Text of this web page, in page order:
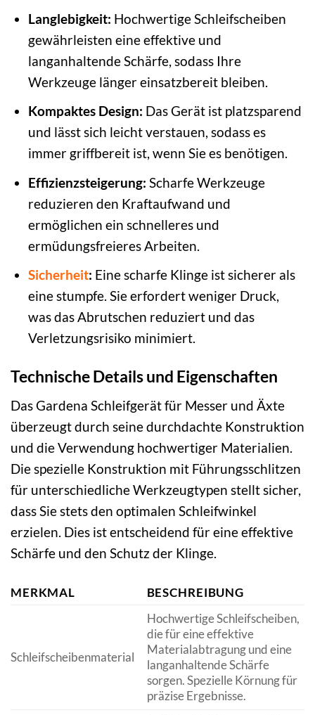
Langlebigkeit: Hochwertige Schleifscheiben
gewährleisten eine effektive und
langanhaltende Schärfe, sodass Ihre
Werkzeuge länger einsatzbereit bleiben.
Kompaktes Design: Das Gerät ist platzsparend
und lässt sich leicht verstauen, sodass es
immer griffbereit ist, wenn Sie es benötigen.
Effizienzsteigerung: Scharfe Werkzeuge
reduzieren den Kraftaufwand und
ermöglichen ein schnelleres und
ermüdungsfreieres Arbeiten.
Sicherheit: Eine scharfe Klinge ist sicherer als
eine stumpfe. Sie erfordert weniger Druck,
was das Abrutschen reduziert und das
Verletzungsrisiko minimiert.
Technische Details und Eigenschaften
Das Gardena Schleifgerät für Messer und Äxte
überzeugt durch seine durchdachte Konstruktion
und die Verwendung hochwertiger Materialien.
Die spezielle Konstruktion mit Führungsschlitzen
für unterschiedliche Werkzeugtypen stellt sicher,
dass Sie stets den optimalen Schleifwinkel
erzielen. Dies ist entscheidend für eine effektive
Schärfe und den Schutz der Klinge.
MERKMAL BESCHREIBUNG
Schleifscheibenmaterial
Hochwertige Schleifscheiben,
die für eine effektive
Materialabtragung und eine
langanhaltende Schärfe
sorgen. Spezielle Körnung für
präzise Ergebnisse.